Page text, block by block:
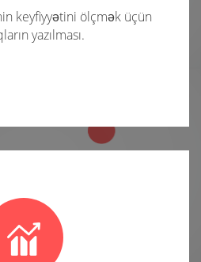
keyfiyyətini ölçmək üçün
yazılması.